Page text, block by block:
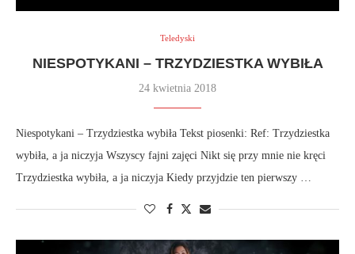
Teledyski
NIESPOTYKANI – TRZYDZIESTKA WYBIŁA
24 kwietnia 2018
Niespotykani – Trzydziestka wybiła Tekst piosenki: Ref: Trzydziestka
wybiła, a ja niczyja Wszyscy fajni zajęci Nikt się przy mnie nie kręci
Trzydziestka wybiła, a ja niczyja Kiedy przyjdzie ten pierwszy …